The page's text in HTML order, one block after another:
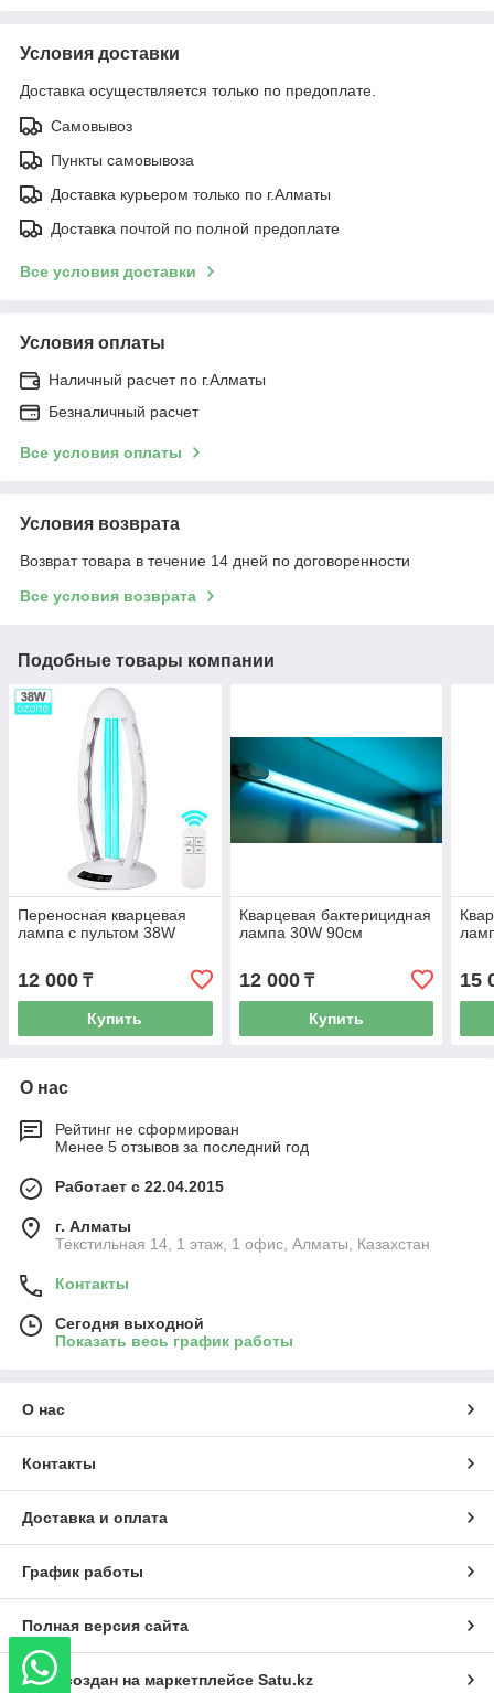
Условия доставки
Доставка осуществляется только по предоплате.
Самовывоз
Пункты самовывоза
Доставка курьером только по г.Алматы
Доставка почтой по полной предоплате
Все условия доставки
Условия оплаты
Наличный расчет по г.Алматы
Безналичный расчет
Все условия оплаты
Условия возврата
Возврат товара в течение 14 дней по договоренности
Все условия возврата
Подобные товары компании
Переносная кварцевая
лампа с пультом 38W
12 000 ₸
Купить
Кварцевая бактерицидная
лампа 30W 90см
12 000₸
Купить
15
О нас
Рейтинг не сформирован
Менее 5 отзывов за последний год
Работает с 22.04.2015
г. Алматы
Текстильная 14, 1 этаж, 1 офис, Алматы, Казахстан
Контакты
Сегодня выходной
Показать весь график работы
О нас
Контакты
Доставка и оплата
График работы
Полная версия сайта
Сайт создан на маркетплейсе Satu.kz